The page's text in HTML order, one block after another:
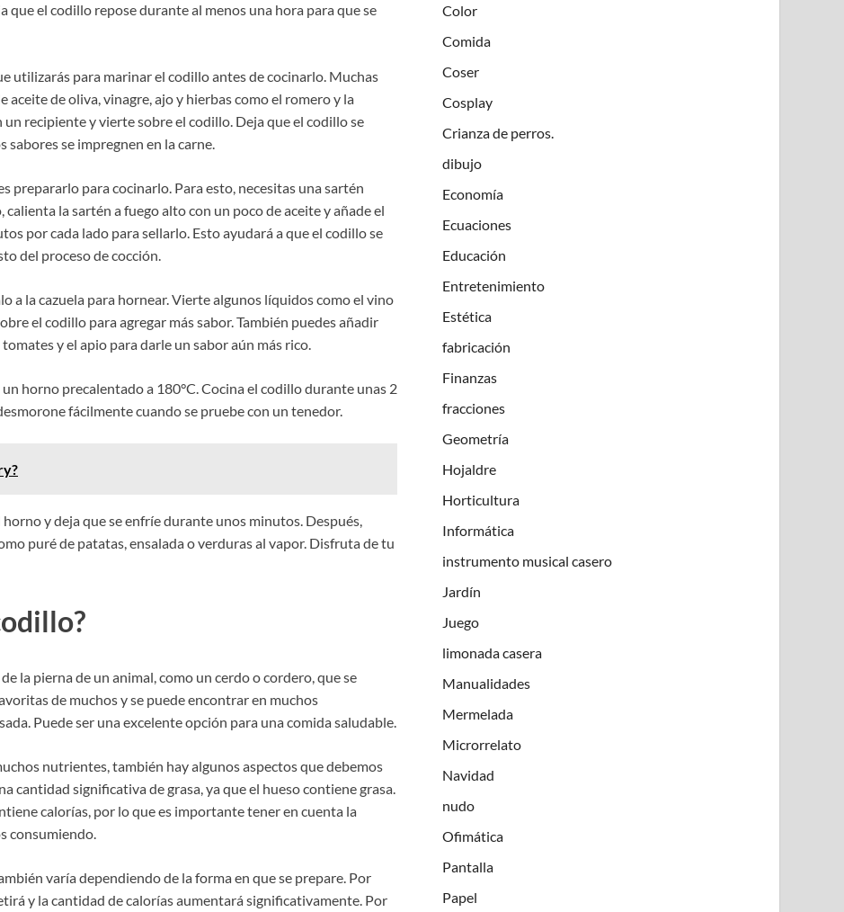
que el codillo repose durante al menos una hora para que se
utilizarás para marinar el codillo antes de cocinarlo. Muchas
aceite de oliva, vinagre, ajo y hierbas como el romero y la
recipiente y vierte sobre el codillo. Deja que el codillo se
se impregnen en la carne.
prepararlo para cocinarlo. Para esto, necesitas una sartén
la sartén a fuego alto con un poco de aceite y añade el
por cada lado para sellarlo. Esto ayudará a que el codillo se
del proceso de cocción.
a la cazuela para hornear. Vierte algunos líquidos como el vino
el codillo para agregar más sabor. También puedes añadir
y el apio para darle un sabor aún más rico.
horno precalentado a 180°C. Cocina el codillo durante unas 2
fácilmente cuando se pruebe con un tenedor.
y deja que se enfríe durante unos minutos. Después,
puré de patatas, ensalada o verduras al vapor. Disfruta de tu
la pierna de un animal, como un cerdo o cordero, que se
de muchos y se puede encontrar en muchos
Puede ser una excelente opción para una comida saludable.
nutrientes, también hay algunos aspectos que debemos
cantidad significativa de grasa, ya que el hueso contiene grasa.
calorías, por lo que es importante tener en cuenta la
consumiendo.
varía dependiendo de la forma en que se prepare. Por
y la cantidad de calorías aumentará significativamente. Por
Color
Comida
Coser
Cosplay
Crianza de perros.
dibujo
Economía
Ecuaciones
Educación
Entretenimiento
Estética
fabricación
Finanzas
fracciones
Geometría
Hojaldre
Horticultura
Informática
instrumento musical casero
Jardín
Juego
limonada casera
Manualidades
Mermelada
Microrrelato
Navidad
nudo
Ofimática
Pantalla
Papel